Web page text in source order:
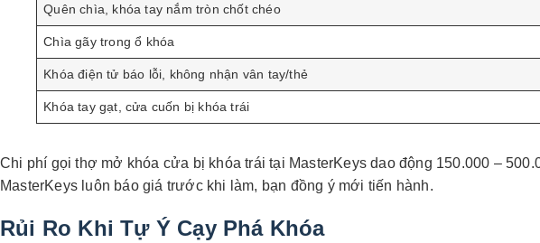
Quên chìa, khóa tay nắm tròn chốt chéo
Chìa gãy trong ổ khóa
Khóa điện tử báo lỗi, không nhận vân tay/thẻ
Khóa tay gạt, cửa cuốn bị khóa trái
Chi phí gọi thợ mở khóa cửa bị khóa trái tại MasterKeys dao động 150.000 –
MasterKeys luôn báo giá trước khi làm, bạn đồng ý mới tiến hành.
Rủi Ro Khi Tự Ý Cạy Phá Khóa